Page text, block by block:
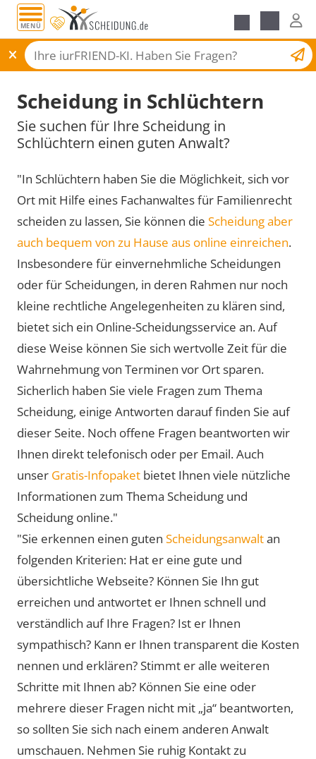
MENÜ
Scheidungsantrag
Scheidung in Schlüchtern
Sie suchen für Ihre Scheidung in
Schlüchtern einen guten Anwalt?
"In Schlüchtern haben Sie die Möglichkeit, sich vor
Ort mit Hilfe eines Fachanwaltes für Familienrecht
scheiden zu lassen, Sie können die Scheidung aber
auch bequem von zu Hause aus online einreichen.
Insbesondere für einvernehmliche Scheidungen
oder für Scheidungen, in deren Rahmen nur noch
kleine rechtliche Angelegenheiten zu klären sind,
bietet sich ein Online-Scheidungsservice an. Auf
diese Weise können Sie sich wertvolle Zeit für die
Wahrnehmung von Terminen vor Ort sparen.
Sicherlich haben Sie viele Fragen zum Thema
Scheidung, einige Antworten darauf finden Sie auf
dieser Seite. Noch offene Fragen beantworten wir
Ihnen direkt telefonisch oder per Email. Auch
unser Gratis-Infopaket bietet Ihnen viele nützliche
Informationen zum Thema Scheidung und
Scheidung online."
"Sie erkennen einen guten Scheidungsanwaltan
folgenden Kriterien: Hat er eine gute und
übersichtliche Webseite? Können Sie Ihn gut
erreichen und antwortet er Ihnen schnell und
verständlich auf Ihre Fragen? Ist er Ihnen
sympathisch? Kann er Ihnen transparent die Kosten
nennen und erklären? Stimmt er alle weiteren
Schritte mit Ihnen ab? Können Sie eine oder
mehrere dieser Fragen nicht mit „ja“ beantworten,
so sollten Sie sich nach einem anderen Anwalt
umschauen. Nehmen Sie ruhig Kontakt zu